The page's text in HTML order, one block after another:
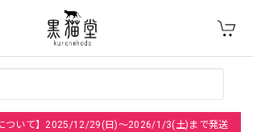
ついて】2025/12/29(日)～2026/1/3(土)まで発送